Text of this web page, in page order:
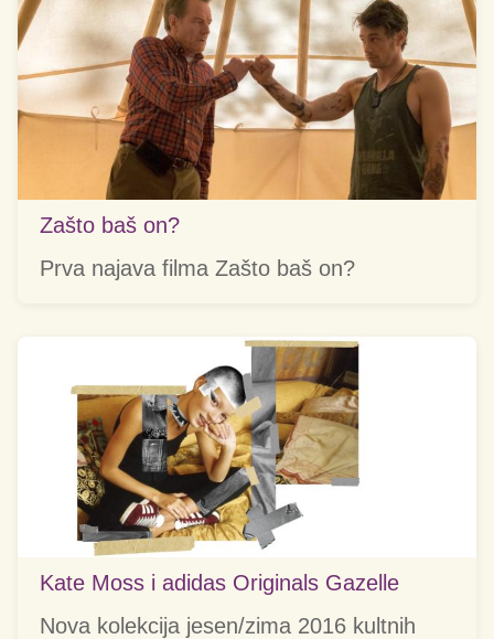
Zašto baš on?
Prva najava filma Zašto baš on?
Kate Moss i adidas Originals Gazelle
Nova kolekcija jesen/zima 2016 kultnih